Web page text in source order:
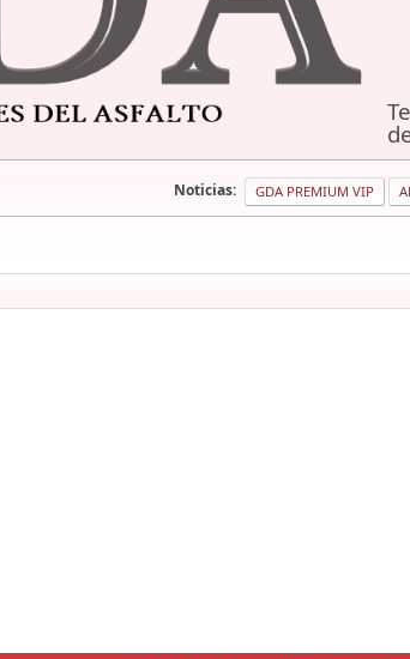
Noticias: GDA PREMIUM VIP